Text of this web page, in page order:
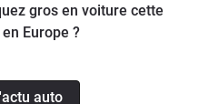
gros en voiture cette
Europe ?
auto